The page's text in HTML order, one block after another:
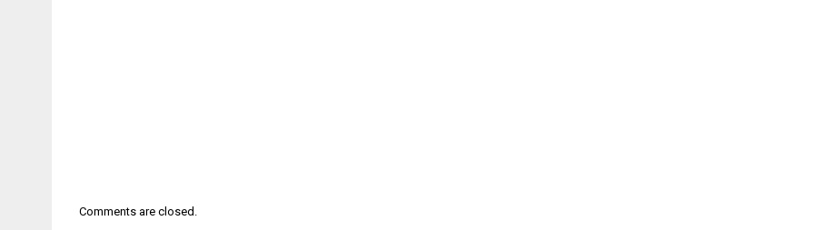
Comments are closed.